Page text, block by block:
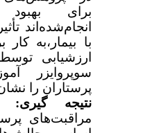
برای بهبود
انجام‌شده‌اند
با بیمار،به کار
ارزشیابی توسط
سوپروایزر
پرستاران را نشان
نتیجه­ گیری:
مراقبت‌های